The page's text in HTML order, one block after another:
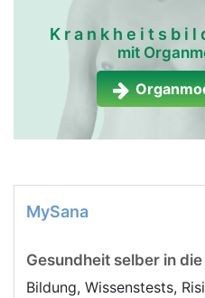
mit
MySana
Gesundheit selber in
Bildung, Wissenstests,